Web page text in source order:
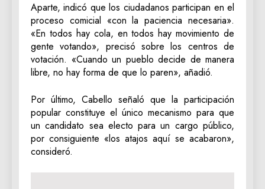
Aparte, indicó que los ciudadanos participan en el
proceso comicial «con la paciencia necesaria».
«En todos hay cola, en todos hay movimiento de
gente votando», precisó sobre los centros de
votación. «Cuando un pueblo decide de manera
libre, no hay forma de que lo paren», añadió.
Por último, Cabello señaló que la participación
popular constituye el único mecanismo para que
un candidato sea electo para un cargo público,
por consiguiente «los atajos aquí se acabaron»,
consideró.